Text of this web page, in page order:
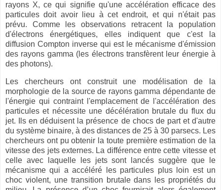
rayons X, ce qui signifie qu'une accélération efficace des
particules doit avoir lieu à cet endroit, et qui n'était pas
prévu. Comme les observations retracent la population
d'électrons énergétiques, elles indiquent que c'est la
diffusion Compton inverse qui est le mécanisme d'émission
des rayons gamma (les électrons transfèrent leur énergie à
des photons).
Les chercheurs ont construit une modélisation de la
morphologie de la source de rayons gamma dépendante de
l'énergie qui contraint l'emplacement de l'accélération des
particules et nécessite une décélération brutale du flux du
jet. Ils en déduisent la présence de chocs de part et d'autre
du système binaire, à des distances de 25 à 30 parsecs. Les
chercheurs ont pu obtenir la toute première estimation de la
vitesse des jets externes. La différence entre cette vitesse et
celle avec laquelle les jets sont lancés suggère que le
mécanisme qui a accéléré les particules plus loin est un
choc violent, une transition brutale dans les propriétés du